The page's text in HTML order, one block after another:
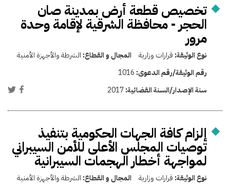
تخصيص قطعة أرض بمدينة صان
الحجر - محافظة الشرقية لإقامة وحدة
مرور
نوع الوثيقة: قرارات وزارية المجال و القطاع: الشرطة والأجهزة الأمنية
رقم الوثيقة/رقم الدعوى: 1016
سنة الإصدار/السنة القضائية:2017
إلزام كافة الجهات الحكومية بتنفيذ
توصيات المجلس الأعلى للأمن السيبراني
لمواجهة أخطار الهجمات السيبرانية
نوع الوثيقة: قرارات وزارية المجال و القطاع: الشرطة والأجهزة الأمنية